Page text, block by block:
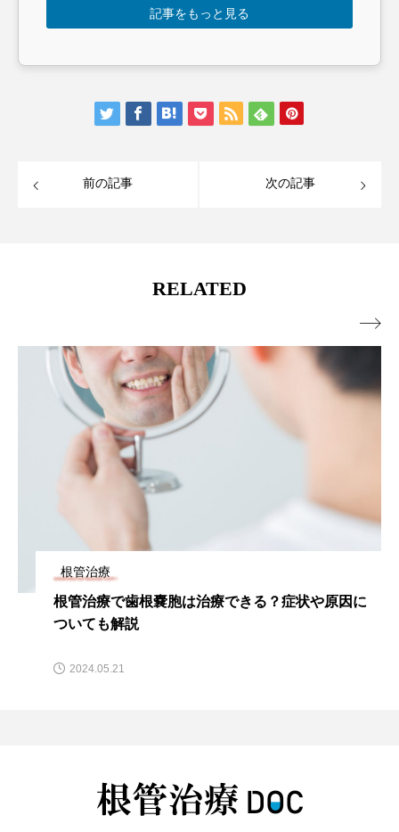
記事をもっと見る
前の記事 次の記事
RELATED
根管治療
根管治療で歯根嚢胞は治療できる？症状や原因に
ついても解説
2024.05.21
